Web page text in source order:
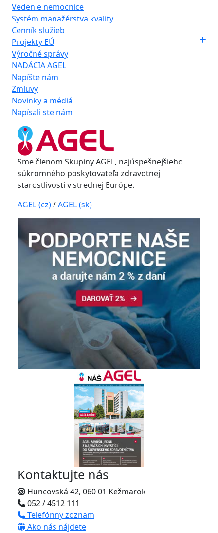
Vedenie nemocnice
Systém manažérstva kvality
Cenník služieb
Projekty EÚ
Výročné správy
NADÁCIA AGEL
Napíšte nám
Zmluvy
Novinky a médiá
Napísali ste nám
Sme členom Skupiny AGEL, najúspešnejšieho
súkromného poskytovateľa zdravotnej
starostlivosti v strednej Európe.
AGEL (cz)/AGEL (sk)
Kontaktujte nás
Huncovská 42, 060 01 Kežmarok
052 / 4512 111
Telefónny zoznam
Ako nás nájdete